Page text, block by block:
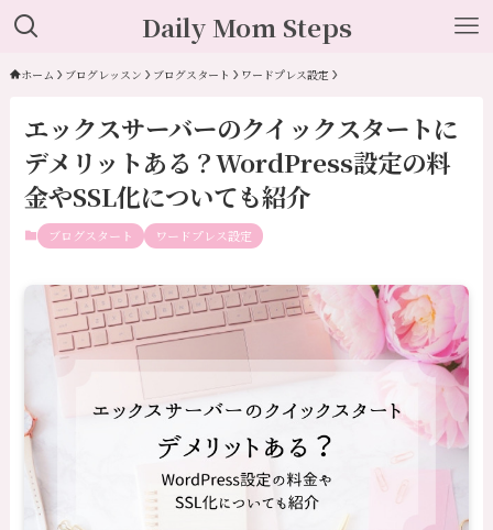
Daily Mom Steps
ホーム ブログレッスン ブログスタート ワードプレス設定
エックスサーバーのクイックスタートに
デメリットある？WordPress設定の料
金やSSL化についても紹介
ブログスタート ワードプレス設定